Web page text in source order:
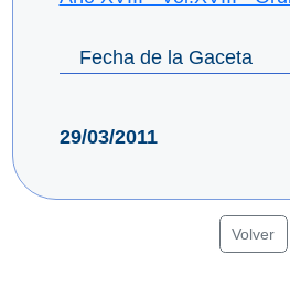
Fecha de la Gaceta
29/03/2011
Volver